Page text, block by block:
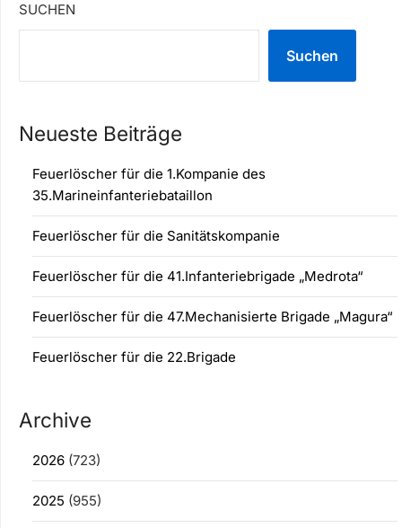
SUCHEN
Suchen
Neueste Beiträge
Feuerlöscher für die 1.Kompanie des
35.Marineinfanteriebataillon
Feuerlöscher für die Sanitätskompanie
Feuerlöscher für die 41.Infanteriebrigade „Medrota“
Feuerlöscher für die 47.Mechanisierte Brigade „Magura“
Feuerlöscher für die 22.Brigade
Archive
2026 (723)
2025 (955)